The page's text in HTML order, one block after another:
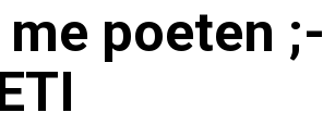
poeten ;-